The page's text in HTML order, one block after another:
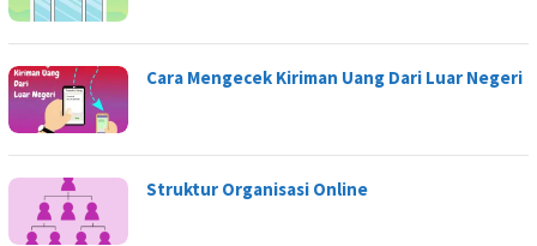
Cara Mengecek Kiriman Uang Dari Luar Negeri
Struktur Organisasi Online